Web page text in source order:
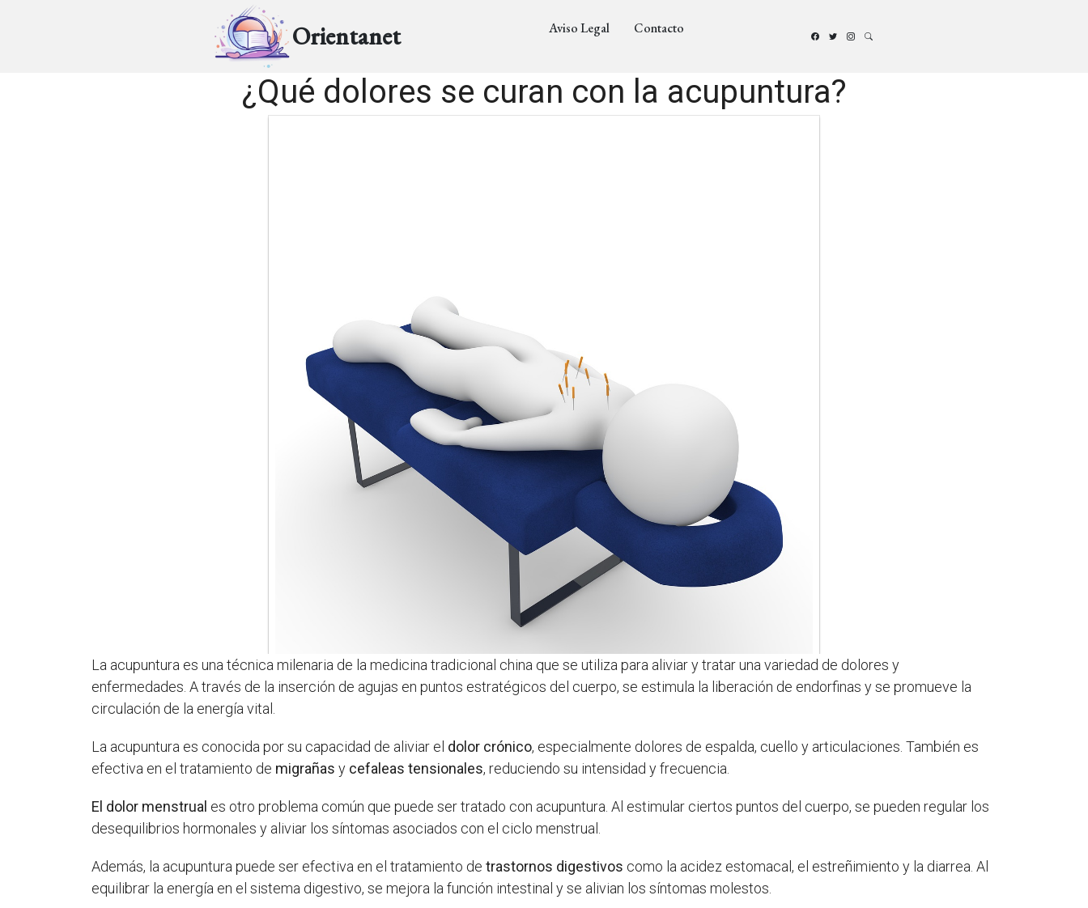
Orientanet Aviso Legal Contacto
¿Qué dolores se curan con la acupuntura?
La acupuntura es una técnica milenaria de la medicina tradicional china que se utiliza para aliviar y tratar una variedad de dolores y
enfermedades. A través de la inserción de agujas en puntos estratégicos del cuerpo, se estimula la liberación de endorfinas y se promueve la
circulación de la energía vital.
La acupuntura es conocida por su capacidad de aliviar el dolor crónico, especialmente dolores de espalda, cuello y articulaciones. También es
efectiva en el tratamiento de migrañas y cefaleas tensionales, reduciendo su intensidad y frecuencia.
El dolor menstrual es otro problema común que puede ser tratado con acupuntura. Al estimular ciertos puntos del cuerpo, se pueden regular los
desequilibrios hormonales y aliviar los síntomas asociados con el ciclo menstrual.
Además, la acupuntura puede ser efectiva en el tratamiento detrastornos digestivos como la acidez estomacal, el estreñimiento y la diarrea. Al
equilibrar la energía en el sistema digestivo, se mejora la función intestinal y se alivian los síntomas molestos.